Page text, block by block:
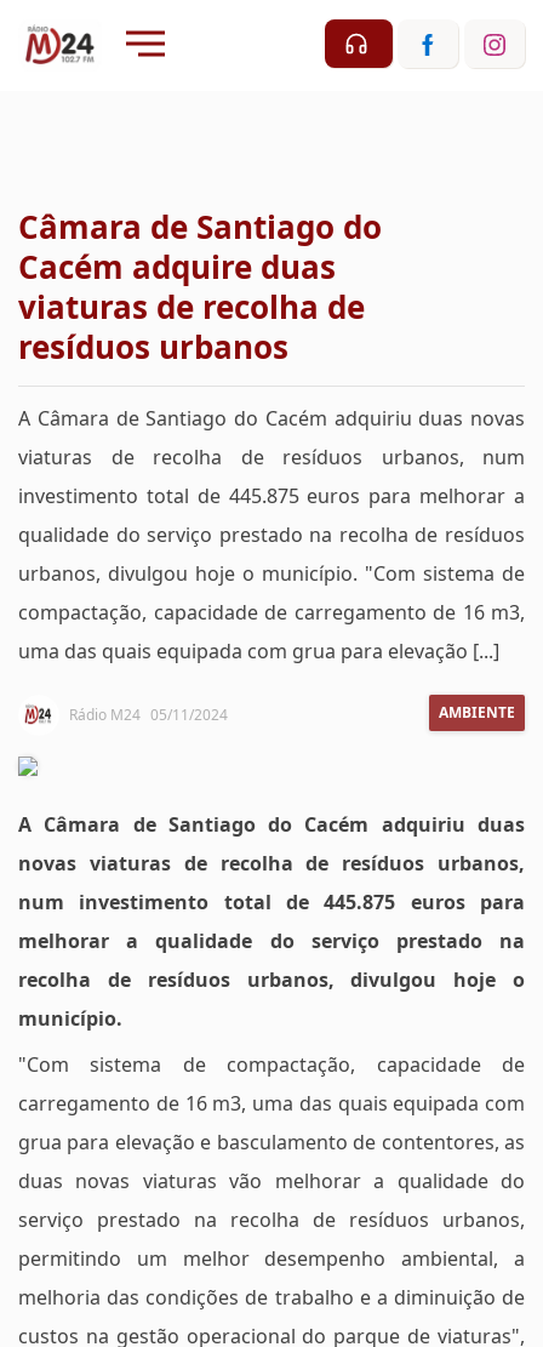
Câmara de Santiago do
Cacém adquire duas
viaturas de recolha de
resíduos urbanos
A Câmara de Santiago do Cacém adquiriu duas novas
viaturas de recolha de resíduos urbanos, num
investimento total de 445.875 euros para melhorar a
qualidade do serviço prestado na recolha de resíduos
urbanos, divulgou hoje o município. "Com sistema de
compactação, capacidade de carregamento de 16 m3,
uma das quais equipada com grua para elevação [...]
Rádio M24 05/11/2024 AMBIENTE
A Câmara de Santiago do Cacém adquiriu duas
novas viaturas de recolha de resíduos urbanos,
num investimento total de 445.875 euros para
melhorar a qualidade do serviço prestado na
recolha de resíduos urbanos, divulgou hoje o
município.
"Com sistema de compactação, capacidade de
carregamento de 16 m3, uma das quais equipada com
grua para elevação e basculamento de contentores, as
duas novas viaturas vão melhorar a qualidade do
serviço prestado na recolha de resíduos urbanos,
permitindo um melhor desempenho ambiental, a
melhoria das condições de trabalho e a diminuição de
custos na gestão operacional do parque de viaturas",